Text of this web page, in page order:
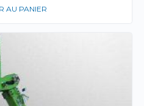
AU PANIER